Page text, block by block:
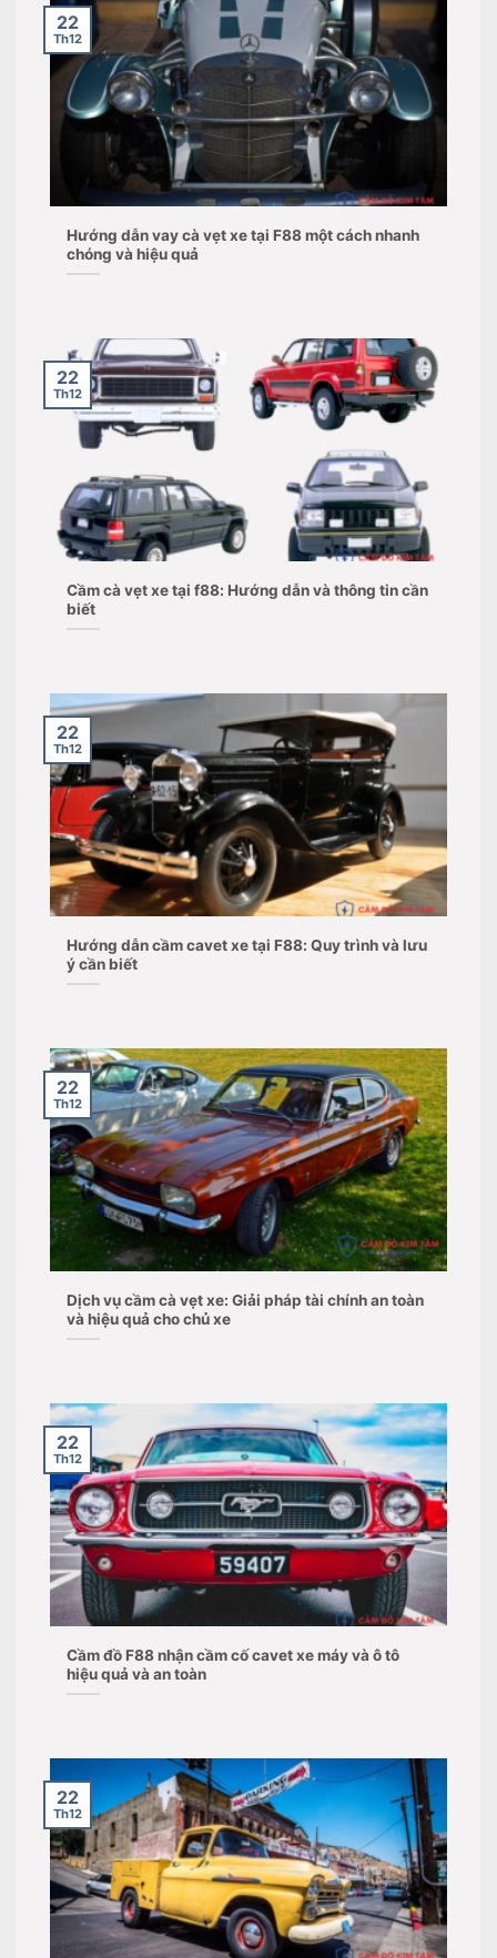
Hướng dẫn vay cà vẹt xe tại F88 một cách nhanh
chóng và hiệu quả
22
Th12
Cầm cà vẹt xe tại f88: Hướng dẫn và thông tin cần
biết
22
Th12
Hướng dẫn cầm cavet xe tại F88: Quy trình và lưu
ý cần biết
22
Th12
Dịch vụ cầm cà vẹt xe: Giải pháp tài chính an toàn
và hiệu quả cho chủ xe
22
Th12
Cầm đồ F88 nhận cầm cố cavet xe máy và ô tô
hiệu quả và an toàn
22
Th12
22
Th12